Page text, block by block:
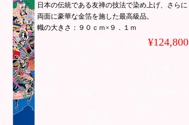
日本の伝統である友禅の技法で染め上げ、さらに
両面に豪華な金箔を施した最高級品。
幟の大きさ：９０ｃｍ×９．１ｍ
¥124,800